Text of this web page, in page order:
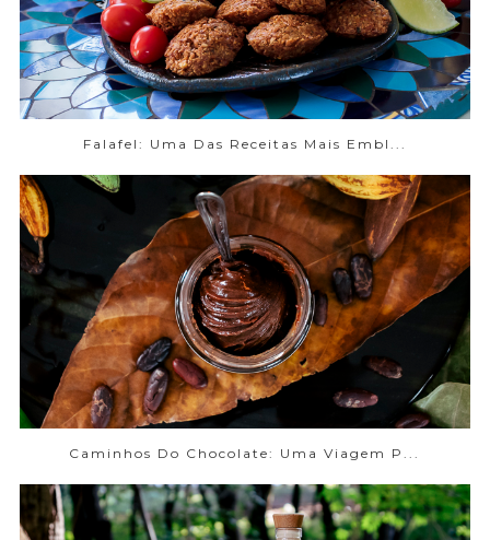
Falafel: Uma Das Receitas Mais Embl...
Caminhos Do Chocolate: Uma Viagem P...